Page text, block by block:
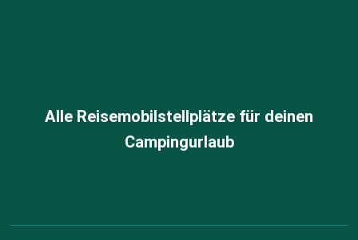
Alle Reisemobilstellplätze für deinen
Campingurlaub